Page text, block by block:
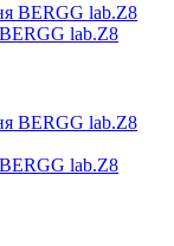
lab.Z8
lab.Z8